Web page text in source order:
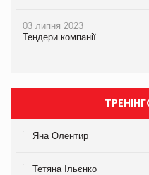
03 липня 2023
Тендери компанії
Яна Олентир
Тетяна Ільєнко